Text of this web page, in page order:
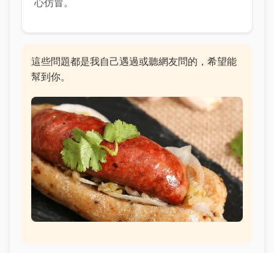
心仿冒。
這些問題都是我自己遇過或聽網友問的，希望能
幫到你。